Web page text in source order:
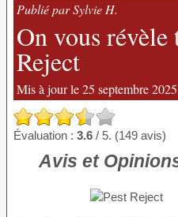
Publié par Sylvie H.
On vous révèle
Reject
Mis à jour le 25 septembre
Évaluation : 3.6 / 5. (149 avis)
Avis et